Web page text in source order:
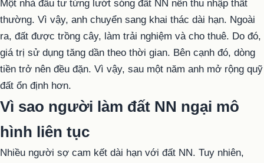
Một nhà đầu tư từng lướt sóng đất NN nên thu nhập thất
thường. Vì vậy, anh chuyển sang khai thác dài hạn. Ngoài
ra, đất được trồng cây, làm trải nghiệm và cho thuê. Do đó,
giá trị sử dụng tăng dần theo thời gian. Bên cạnh đó, dòng
tiền trở nên đều đặn. Vì vậy, sau một năm anh mở rộng quỹ
đất ổn định hơn.
Vì sao người làm đất NN ngại mô
hình liên tục
Nhiều người sợ cam kết dài hạn với đất NN. Tuy nhiên,